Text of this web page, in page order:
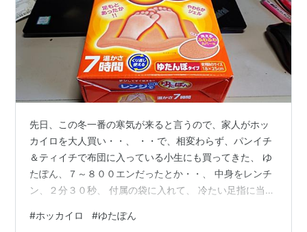
購入: 7人クリック: 37回
この商品を含むブログ (9件) を見る
レンジでゆたぽん 首・肩用
メディア:ヘルスケア&ケア用品
購入
クリック : 113回
この商品を含むブログ (15件) を見る
先日、この冬一番の寒気が来ると言うので、家人がホッ
カイロを大人買い・・、 ・・で、相変わらず、パンイチ
＆ティイチで布団に入っている小生にも買ってきた、 ゆ
たぽん、７～８００エンだったとか・・、 中身をレンチ
ン、２分３０秒、 付属の袋に入れて、 冷たい足指に当て
いるのだが、グー・・、 ムカシの電気アンカを思い出
#ホッカイロ #ゆたぽん